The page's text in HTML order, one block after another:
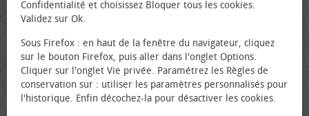
Confidentialité et choisissez Bloquer tous les cookies.
Validez sur Ok.
Sous Firefox : en haut de la fenêtre du navigateur, cliquez
sur le bouton Firefox, puis aller dans l'onglet Options.
Cliquer sur l'onglet Vie privée. Paramétrez les Règles de
conservation sur : utiliser les paramètres personnalisés pour
l'historique. Enfin décochez-la pour désactiver les cookies.